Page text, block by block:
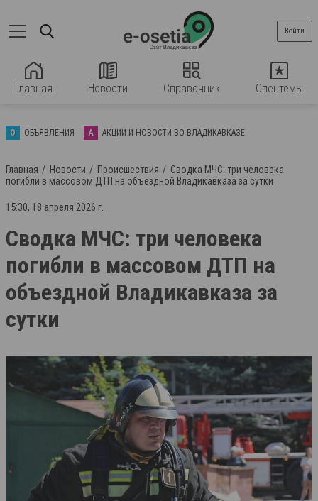
Главная Новости Справочник Спецтемы
Войти
О ОБЪЯВЛЕНИЯ А АКЦИИ И НОВОСТИ ВО ВЛАДИКАВКАЗЕ
Главная Новости Происшествия
Сводка МЧС: три человека
погибли в массовом ДТП на объездной Владикавказа за сутки
15:30, 18 апреля 2026 г.
Сводка МЧС: три человека
погибли в массовом ДТП на
объездной Владикавказа за
сутки